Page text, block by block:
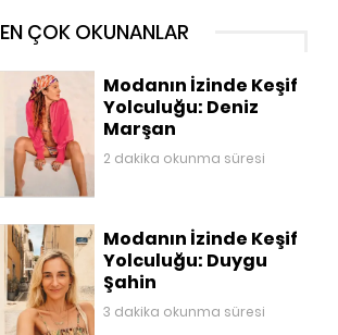
EN ÇOK OKUNANLAR
Modanın İzinde Keşif
Yolculuğu: Deniz
Marşan
2 dakika okunma süresi
Modanın İzinde Keşif
Yolculuğu: Duygu
Şahin
3 dakika okunma süresi